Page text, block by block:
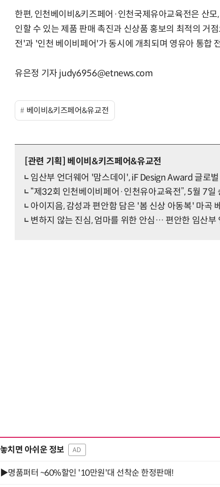
한편, 인천베이비&키즈페어·인천국제유아교육전은 산
인할 수 있는 제품 판매 촉진과 신상품 홍보의 최적의 거
전'과 '인천 베이비페어'가 동시에 개최되며 영유아 통합
유은정 기자 judy6956@etnews.com
베이비&키즈페어&유교전
[관련 기획] 베이비&키즈페어&유교전
임산부 언더웨어 '맘스데이', iF Design Award 글로
“제32회 인천베이비페어·인천유아교육전”, 5월 7일
아이지음, 감성과 편안함 담은 '봄 신상 아동복' 마곡
변하지 않는 진심, 엄마를 위한 안심… 편안한 임산
놓치면 아쉬운 정보 AD
▶명품퍼터 ~60%할인 '10만원'대 선착순 한정판매!